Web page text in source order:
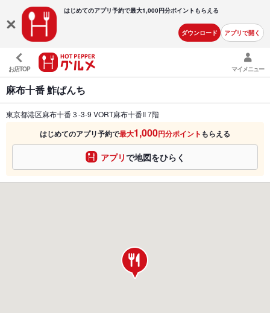
はじめてのアプリ予約で最大1,000円分ポイントもらえる
ダウンロード アプリで開く
お店TOP マイメニュー
麻布十番 鮓ぱんち
東京都港区麻布十番３-3-9 VORT麻布十番II 7階
はじめてのアプリ予約で最大1,000円分ポイント もらえる
アプリで地図をひらく